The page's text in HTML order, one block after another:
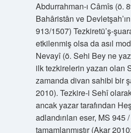
Abdurrahman-ı Câmîs (ö.
Bahâristân ve
913/1507) Tezkiretü’ş-
etkilenmiş olsa da asıl
Nevayî (ö. Sehi Bey ne
ilk tezkirelerin yazarı olan
zamanda divan sahibi bir
2010). Tezkire-i Sehî
ancak yazar tarafından
adlandırılan eser, MS 945
tamamlanmıştır (Akar